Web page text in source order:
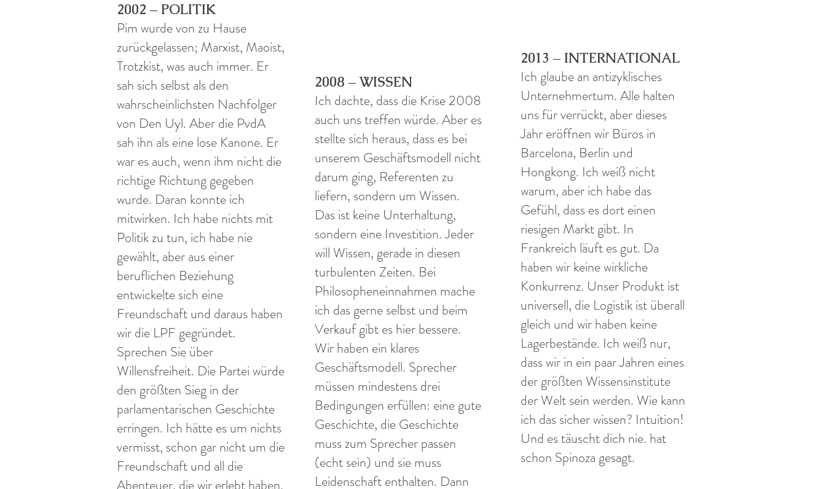
2002 – POLITIK
Pim wurde von zu Hause
zurückgelassen; Marxist, Maoist,
Trotzkist, was auch immer. Er
sah sich selbst als den
wahrscheinlichsten Nachfolger
von Den Uyl. Aber die PvdA
sah ihn als eine lose Kanone. Er
war es auch, wenn ihm nicht die
richtige Richtung gegeben
wurde. Daran konnte ich
mitwirken. Ich habe nichts mit
Politik zu tun, ich habe nie
gewählt, aber aus einer
beruflichen Beziehung
entwickelte sich eine
Freundschaft und daraus haben
wir die LPF gegründet.
Sprechen Sie über
Willensfreiheit. Die Partei würde
den größten Sieg in der
parlamentarischen Geschichte
erringen. Ich hätte es um nichts
vermisst, schon gar nicht um die
Freundschaft und all die
Abenteuer, die wir erlebt haben.
2008 – WISSEN
Ich dachte, dass die Krise 2008
auch uns treffen würde. Aber es
stellte sich heraus, dass es bei
unserem Geschäftsmodell nicht
darum ging, Referenten zu
liefern, sondern um Wissen.
Das ist keine Unterhaltung,
sondern eine Investition. Jeder
will Wissen, gerade in diesen
turbulenten Zeiten. Bei
Philosopheneinnahmen mache
ich das gerne selbst und beim
Verkauf gibt es hier bessere.
Wir haben ein klares
Geschäftsmodell. Sprecher
müssen mindestens drei
Bedingungen erfüllen: eine gute
Geschichte, die Geschichte
muss zum Sprecher passen
(echt sein) und sie muss
Leidenschaft enthalten. Dann
2013 – INTERNATIONAL
Ich glaube an antizyklisches
Unternehmertum. Alle halten
uns für verrückt, aber dieses
Jahr eröffnen wir Büros in
Barcelona, Berlin und
Hongkong. Ich weiß nicht
warum, aber ich habe das
Gefühl, dass es dort einen
riesigen Markt gibt. In
Frankreich läuft es gut. Da
haben wir keine wirkliche
Konkurrenz. Unser Produkt ist
universell, die Logistik ist überall
gleich und wir haben keine
Lagerbestände. Ich weiß nur,
dass wir in ein paar Jahren eines
der größten Wissensinstitute
der Welt sein werden. Wie kann
ich das sicher wissen? Intuition!
Und es täuscht dich nie. hat
schon Spinoza gesagt.